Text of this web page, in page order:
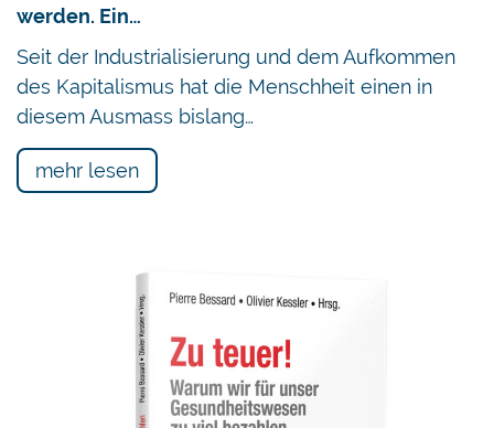
werden. Ein…
Seit der Industrialisierung und dem Aufkommen
des Kapitalismus hat die Menschheit einen in
diesem Ausmass bislang…
mehr lesen